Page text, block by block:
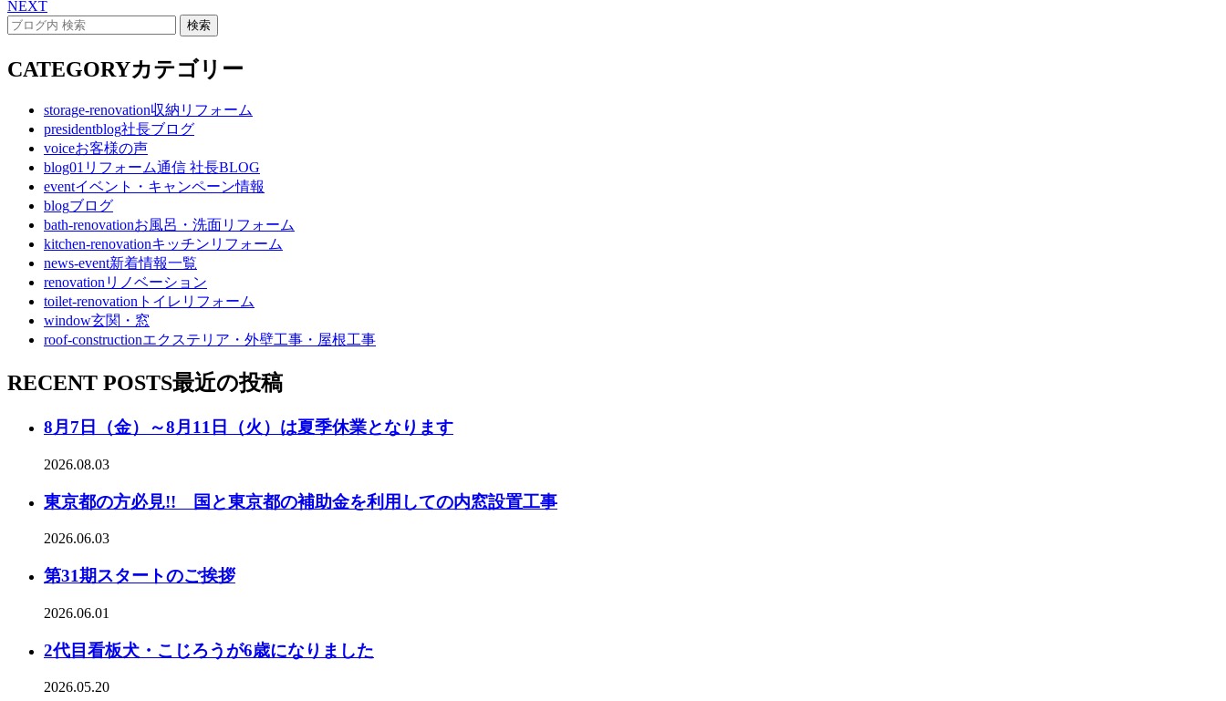
NEXT
CATEGORYカテゴリー
storage-renovation収納リフォーム
presidentblog社長ブログ
voiceお客様の声
blog01 リフォーム通信 社長BLOG
eventイベント・キャンペーン情報
blogブログ
bath-renovationお風呂・洗面リフォーム
kitchen-renovationキッチンリフォーム
news-event新着情報一覧
renovationリノベーション
toilet-renovation トイレリフォーム
window玄関・窓
roof-constructionエクステリア・外壁工事・屋根工事
RECENT POSTS最近の投稿
8月7日（金）～8月11日（火）は夏季休業となります
2026.08.03
東京都の方必見!! 国と東京都の補助金を利用しての内窓設置工事
2026.06.03
第31期スタートのご挨拶
2026.06.01
2代目看板犬・こじろうが6歳になりました
2026.05.20